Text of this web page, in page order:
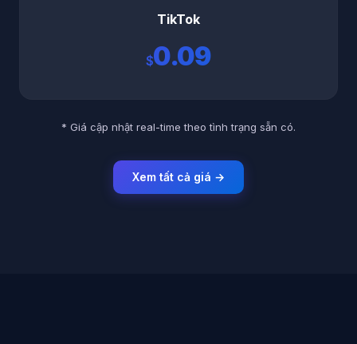
TikTok
$0.09
* Giá cập nhật real-time theo tình trạng sẵn có.
Xem tất cả giá →